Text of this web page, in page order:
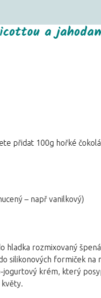
a
přidat 100g hořké
– např vanilkový)
hladka rozmixovaný
silikonových formiček
jogurtový krém, který
květy.